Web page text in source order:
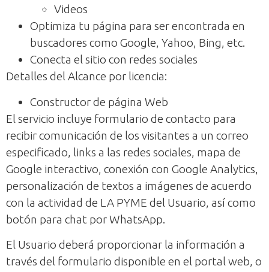
Videos
Optimiza tu página para ser encontrada en
buscadores como Google, Yahoo, Bing, etc.
Conecta el sitio con redes sociales
Detalles del Alcance por licencia:
Constructor de página Web
El servicio incluye formulario de contacto para
recibir comunicación de los visitantes a un correo
especificado, links a las redes sociales, mapa de
Google interactivo, conexión con Google Analytics,
personalización de textos a imágenes de acuerdo
con la actividad de LA PYME del Usuario, así como
botón para chat por WhatsApp.
El Usuario deberá proporcionar la información a
través del formulario disponible en el portal web, o